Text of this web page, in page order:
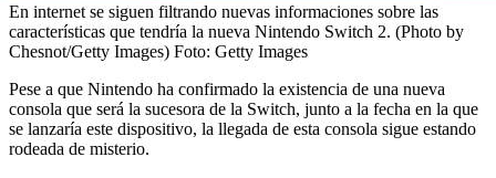
En internet se siguen filtrando nuevas informaciones sobre las
características que tendría la nueva Nintendo Switch 2. (Photo by
Chesnot/Getty Images) Foto: Getty Images
Pese a que Nintendo ha confirmado la existencia de una nueva
consola que será la sucesora de la Switch, junto a la fecha en la que
se lanzaría este dispositivo, la llegada de esta consola sigue estando
rodeada de misterio.